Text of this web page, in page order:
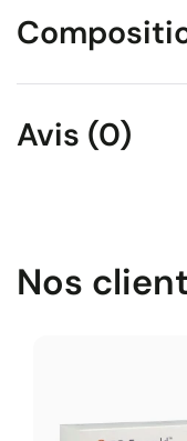
Avis (0)
Nos